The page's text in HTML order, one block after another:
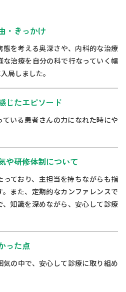
・きっかけ
を考える奥深さや、内科的な治療
な治療を自分の科で行なっていく幅
局しました。
じたエピソード
いる患者さんの力になれた時にや
や研修体制について
ており、主担当を持ちながらも指
また、定期的なカンファレンスで
知識を深めながら、安心して診療
った点
の中で、安心して診療に取り組め